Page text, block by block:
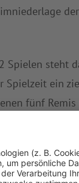
der
Spielen steht
Spielzeit ein
fünf
Bei